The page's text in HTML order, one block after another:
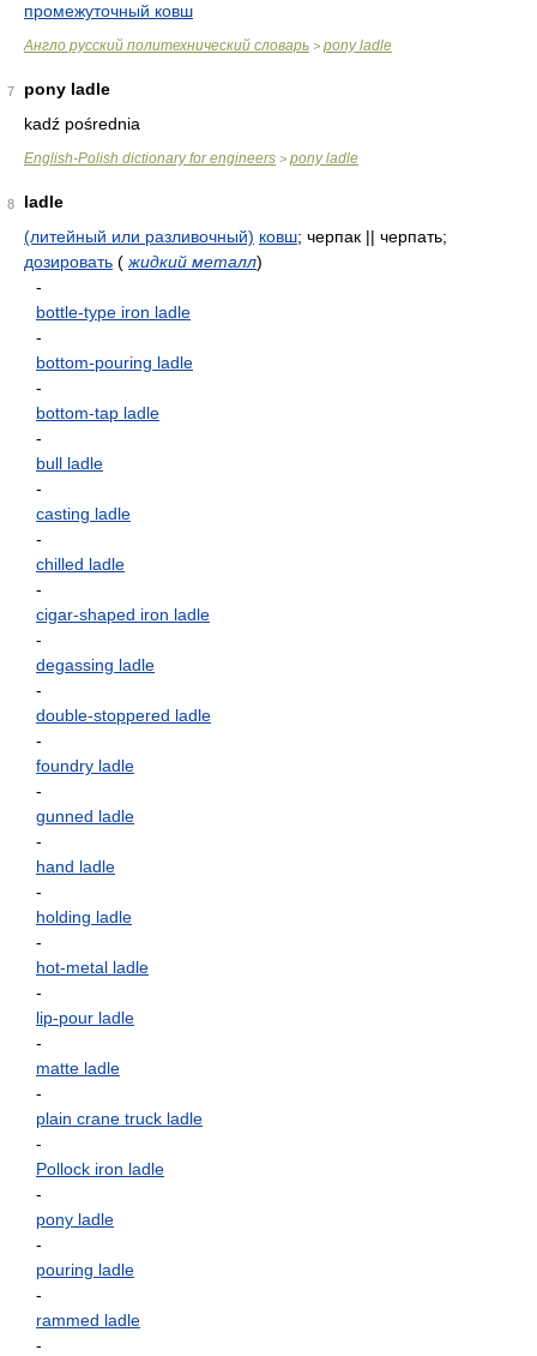
промежуточный ковш
Англо русский политехнический словарь > pony ladle
7
pony ladle
kadź pośrednia
English-Polish dictionary for engineers > pony ladle
8
ladle
(литейный или разливочный) ковш; черпак || черпать;
дозировать ( жидкий металл)
-
bottle-type iron ladle
-
bottom-pouring ladle
-
bottom-tap ladle
-
bull ladle
-
casting ladle
-
chilled ladle
-
cigar-shaped iron ladle
-
degassing ladle
-
double-stoppered ladle
-
foundry ladle
-
gunned ladle
-
hand ladle
-
holding ladle
-
hot-metal ladle
-
lip-pour ladle
-
matte ladle
-
plain crane truck ladle
-
Pollock iron ladle
-
pony ladle
-
pouring ladle
-
rammed ladle
-